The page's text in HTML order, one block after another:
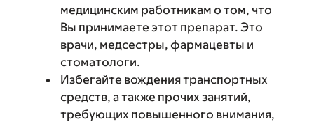
медицинским работникам о том, что
Вы принимаете этот препарат. Это
врачи, медсестры, фармацевты и
стоматологи.
Избегайте вождения транспортных
средств, а также прочих занятий,
требующих повышенного внимания,